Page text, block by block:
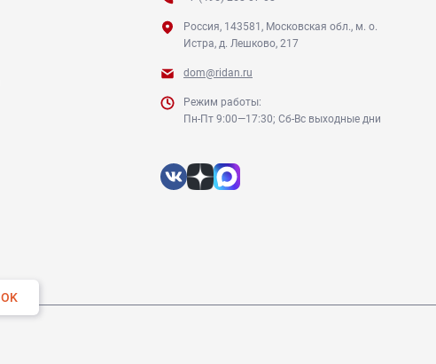
Россия, 143581, Московская обл., м. о.
Истра, д. Лешково, 217
dom@ridan.ru
Режим работы:
Пн-Пт 9:00—17:30; Сб-Вс выходные дни
OK